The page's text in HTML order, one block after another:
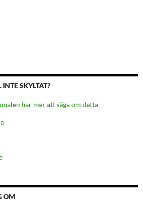
SKYLTAT?
har mer att säga om detta
OM